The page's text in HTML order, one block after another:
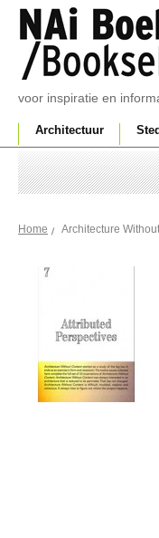
voor inspiratie en
Architectuur
Home Architecture